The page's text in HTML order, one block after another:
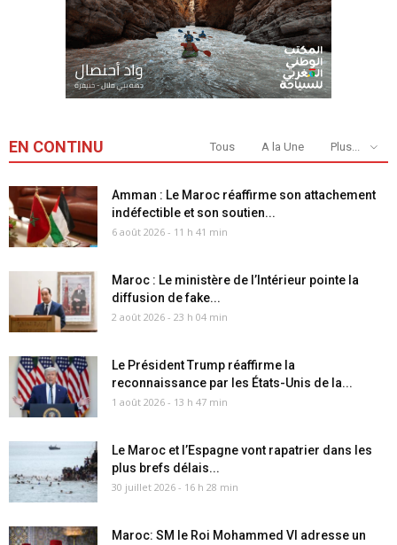
EN CONTINU Tous A la Une Plus...
Amman : Le Maroc réaffirme son attachement
indéfectible et son soutien...
6 août 2026 - 11 h 41 min
Maroc : Le ministère de l’Intérieur pointe la
diffusion de fake...
2 août 2026 - 23 h 04 min
Le Président Trump réaffirme la
reconnaissance par les États-Unis de la...
1 août 2026 - 13 h 47 min
Le Maroc et l’Espagne vont rapatrier dans les
plus brefs délais...
30 juillet 2026 - 16 h 28 min
Maroc: SM le Roi Mohammed VI adresse un